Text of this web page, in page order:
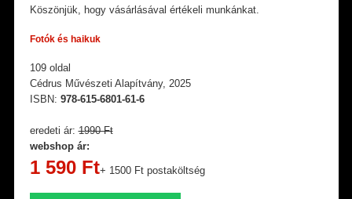
Köszönjük, hogy vásárlásával értékeli munkánkat.
Fotók és haikuk
109 oldal
Cédrus Művészeti Alapítvány, 2025
ISBN: 978-615-6801-61-6
eredeti ár:1990 Ft
webshop ár:
1 590 Ft+ 1500 Ft postaköltség